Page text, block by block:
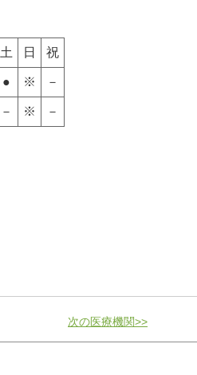
土 日 祝
● ※ －
－ ※ －
次の医療機関>>